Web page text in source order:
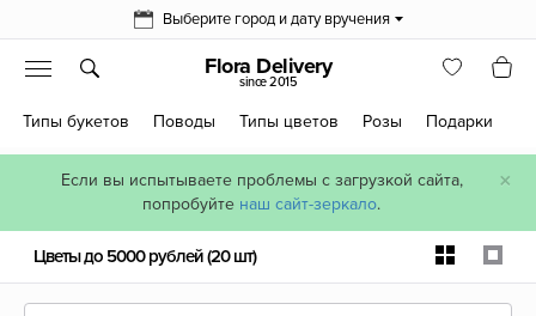
×
Если вы испытываете проблемы с загрузкой сайта,
попробуйте наш сайт-зеркало.
Выберите город и дату вручения
Flora Delivery
since 2015
Типы букетов Поводы Типы цветов Розы Подарки
Цветы до 5000 рублей(20 шт)